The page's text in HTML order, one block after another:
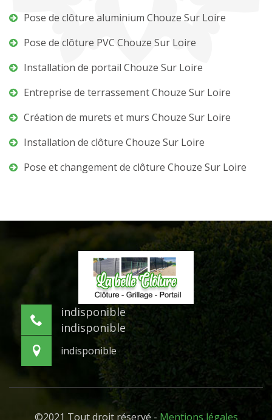
Pose de clôture aluminium Chouze Sur Loire
Pose de clôture PVC Chouze Sur Loire
Installation de portail Chouze Sur Loire
Entreprise de terrassement Chouze Sur Loire
Création de murets et murs Chouze Sur Loire
Installation de clôture Chouze Sur Loire
Pose et changement de clôture Chouze Sur Loire
indisponible
indisponible
indisponible
©2021 Tout droit réservé - Mentions légales